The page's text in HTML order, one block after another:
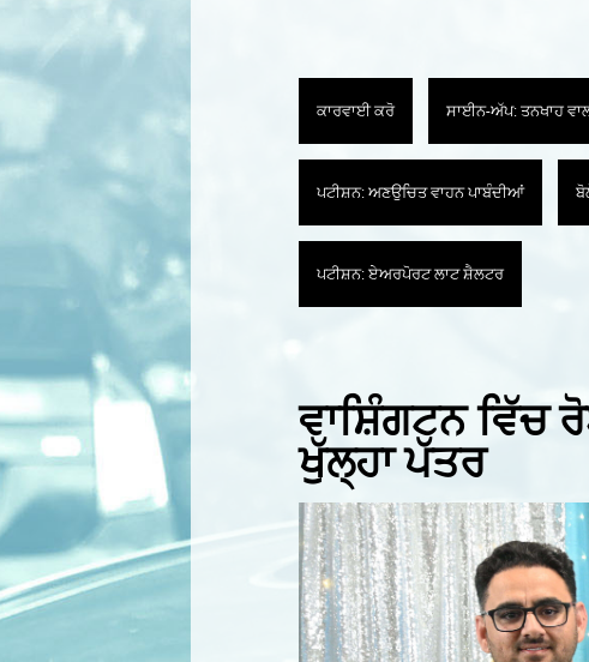
ਕਾਰਵਾਈ ਕਰੋ ਸਾਈਨ-ਅੱਪ: ਤਨਖਾਹ
ਪਟੀਸ਼ਨ: ਅਣਉਚਿਤ ਵਾਹਨ ਪਾਬੰਦੀਆਂ
ਪਟੀਸ਼ਨ: ਏਅਰਪੋਰਟ ਲਾਟ ਸ਼ੈਲਟਰ
ਵਾਸ਼ਿੰਗਟਨ ਵਿੱਚ
ਖੁੱਲ੍ਹਾ ਪੱਤਰ